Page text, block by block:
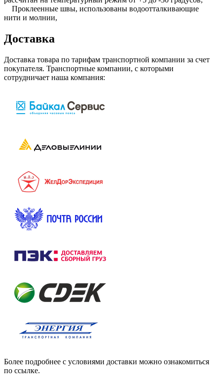
Проклеенные швы, использованы водоотталкивающие
нити и молнии,
Доставка
Доставка товара по тарифам транспортной компании за счет
покупателя. Транспортные компании, с которыми
сотрудничает наша компания:
Более подробнее с условиями доставки можно ознакомиться
по ссылке.